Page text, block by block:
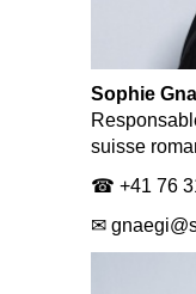
Sophie
suisse
☎ +41 76
✉